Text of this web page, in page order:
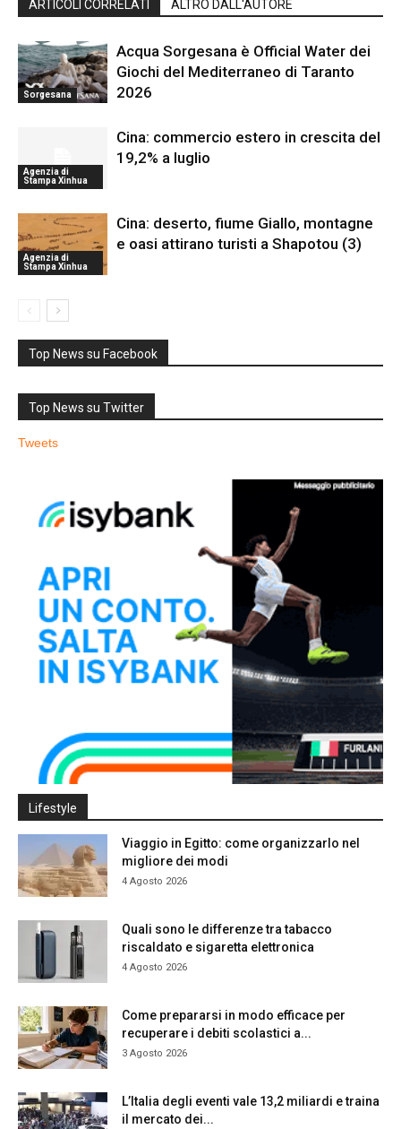
ARTICOLI CORRELATI ALTRO DALL'AUTORE
Sorgesana
Acqua Sorgesana è Official Water dei
Giochi del Mediterraneo di Taranto
2026
Agenzia di
Stampa Xinhua
Cina: commercio estero in crescita del
19,2% a luglio
Agenzia di
Stampa Xinhua
Cina: deserto, fiume Giallo, montagne
e oasi attirano turisti a Shapotou (3)
Top News su Facebook
Top News su Twitter
Tweets
Lifestyle
Viaggio in Egitto: come organizzarlo nel
migliore dei modi
4 Agosto 2026
Quali sono le differenze tra tabacco
riscaldato e sigaretta elettronica
4 Agosto 2026
Come prepararsi in modo efficace per
recuperare i debiti scolastici a...
3 Agosto 2026
L’Italia degli eventi vale 13,2 miliardi e traina
il mercato dei...